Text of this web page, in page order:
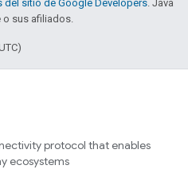
del sitio de Google Developers. Java
o sus afiliados.
protocol that enables
ecosystems